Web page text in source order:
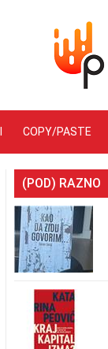
COPY/PASTE
(POD) RAZNO